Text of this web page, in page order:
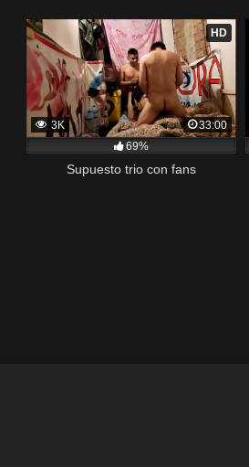
HD
3K
33:00
69%
Supuesto trio con fans